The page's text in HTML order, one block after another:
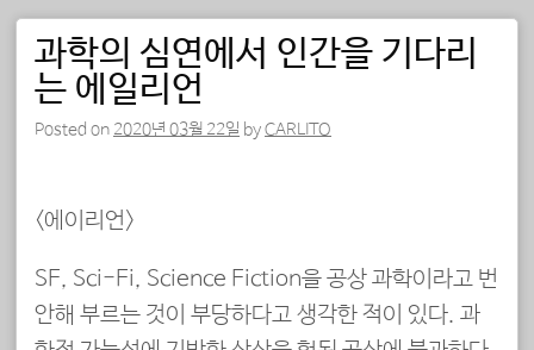
포스트 내비게이션
과학의 심연에서 인간을 기다리
는 에일리언
Posted on 2020년 03월 22일 byCARLITO
<에이리언>
SF, Sci-Fi, Science Fiction을 공상 과학이라고 번
안해 부르는 것이 부당하다고 생각한 적이 있다. 과